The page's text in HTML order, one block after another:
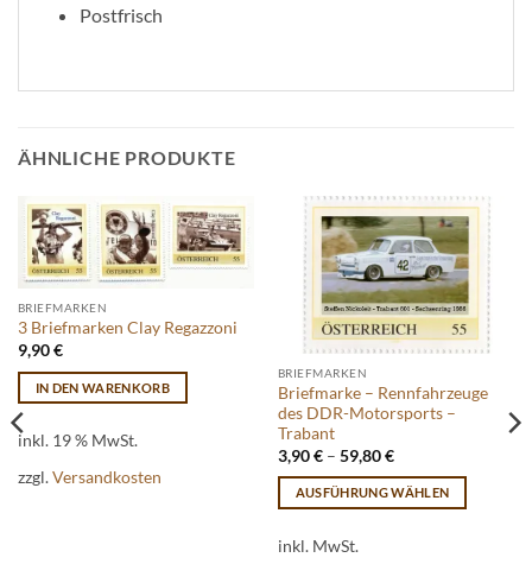
Postfrisch
ÄHNLICHE PRODUKTE
BRIEFMARKEN
3 Briefmarken Clay Regazzoni
9,90€
IN DEN WARENKORB
inkl. 19 % MwSt.
zzgl.Versandkosten
BRIEFMARKEN
Briefmarke – Rennfahrzeuge
des DDR-Motorsports –
Trabant
3,90€– 59,80€
AUSFÜHRUNG WÄHLEN
Produkt
inkl. MwSt.